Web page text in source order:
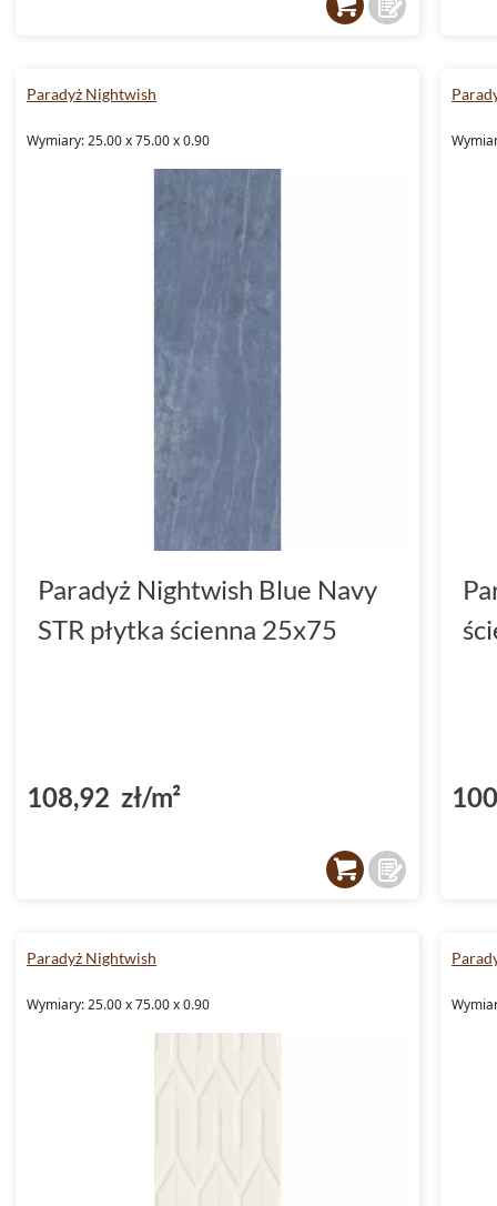
Paradyż Nightwish
Wymiary: 25.00 x 75.00 x 0.90
Paradyż Nightwish Blue Navy
STR płytka ścienna 25x75
108,92 zł/m²
Paradyż Nightwish
Wymiary: 25.00 x 75.00 x 0.90